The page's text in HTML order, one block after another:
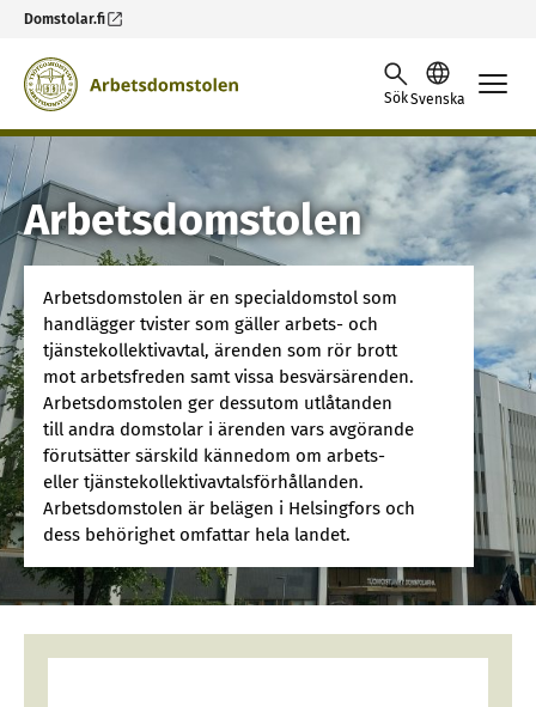
Domstolar.fi
Skip to content -saavutettavuusohje
SökSvenska
Arbetsdomstolen
Arbetsdomstolen är en specialdomstol som
handlägger tvister som gäller arbets- och
tjänstekollektivavtal, ärenden som rör brott
mot arbetsfreden samt vissa besvärsärenden.
Arbetsdomstolen ger dessutom utlåtanden
till andra domstolar i ärenden vars avgörande
förutsätter särskild kännedom om arbets-
eller tjänstekollektivavtalsförhållanden.
Arbetsdomstolen är belägen i Helsingfors och
dess behörighet omfattar hela landet.